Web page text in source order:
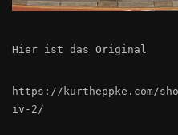
Hier ist das Original
https://kurtheppke.com/
iv-2/